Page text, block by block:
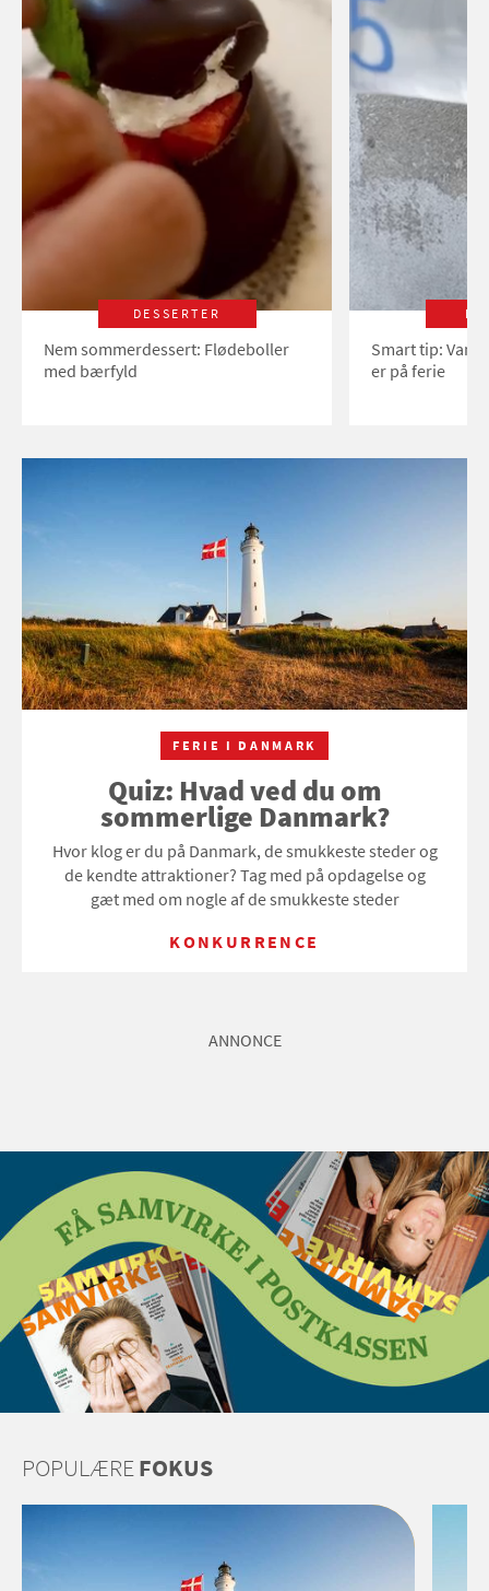
DESSERTER
Nem sommerdessert: Flødeboller
med bærfyld
Smart tip:
er på ferie
FERIE I DANMARK
Quiz: Hvad ved du om
sommerlige Danmark?
Hvor klog er du på Danmark, de smukkeste steder og
de kendte attraktioner? Tag med på opdagelse og
gæt med om nogle af de smukkeste steder
KONKURRENCE
ANNONCE
POPULÆREFOKUS